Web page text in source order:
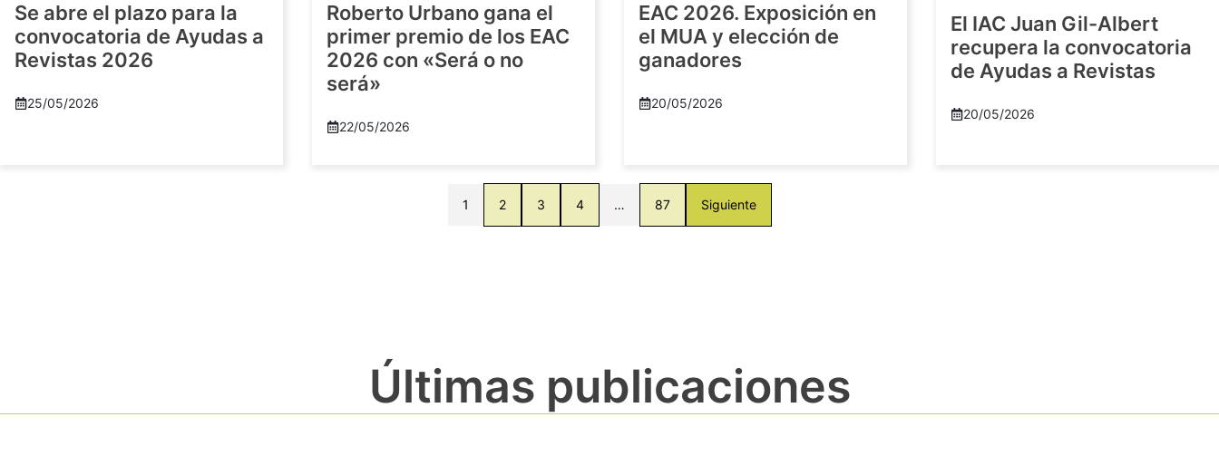
Se abre el plazo para la
convocatoria de Ayudas a
Revistas 2026
25/05/2026
Roberto Urbano gana el
primer premio de los EAC
2026 con «Será o no
será»
22/05/2026
EAC 2026. Exposición en
el MUA y elección de
ganadores
20/05/2026
El IAC Juan Gil-Albert
recupera la convocatoria
de Ayudas a Revistas
20/05/2026
1 2 3 4 … 87 Siguiente
Últimas publicaciones